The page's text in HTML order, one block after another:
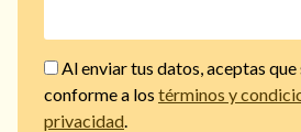
Al enviar tus datos, aceptas
conforme a los términos y
privacidad